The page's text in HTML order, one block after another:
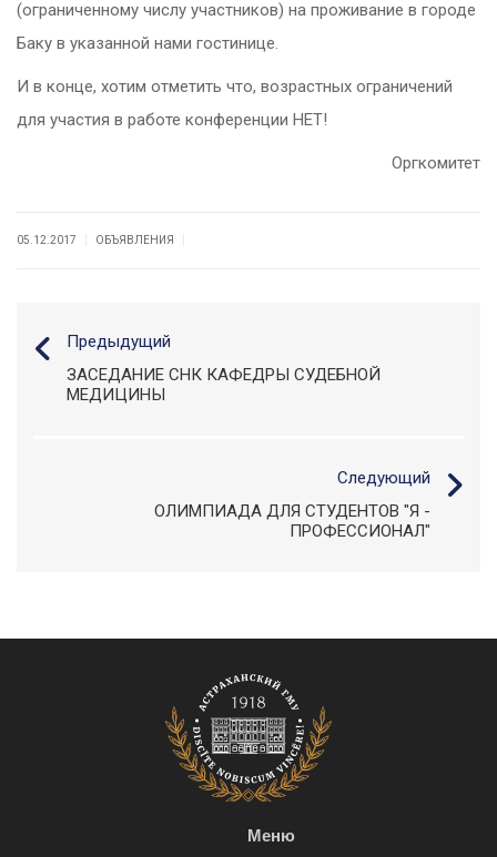
(ограниченному числу участников) на проживание в городе
Баку в указанной нами гостинице.
И в конце, хотим отметить что, возрастных ограничений
для участия в работе конференции НЕТ!
Оргкомитет
05.12.2017 ОБЪЯВЛЕНИЯ
Предыдущий
ЗАСЕДАНИЕ СНК КАФЕДРЫ СУДЕБНОЙ
МЕДИЦИНЫ
Следующий
ОЛИМПИАДА ДЛЯ СТУДЕНТОВ "Я -
ПРОФЕССИОНАЛ"
Меню